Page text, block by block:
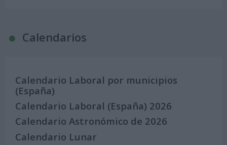
Calendarios
Calendario Laboral por municipios
(España)
Calendario Laboral (España) 2026
Calendario Astronómico de 2026
Calendario Lunar